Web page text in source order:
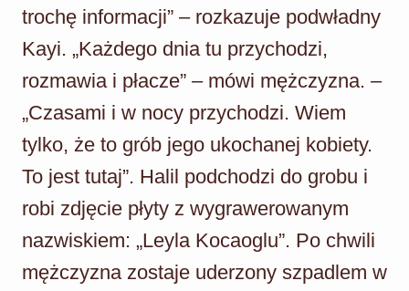
trochę informacji” – rozkazuje podwładny
Kayi. „Każdego dnia tu przychodzi,
rozmawia i płacze” – mówi mężczyzna. –
„Czasami i w nocy przychodzi. Wiem
tylko, że to grób jego ukochanej kobiety.
To jest tutaj”. Halil podchodzi do grobu i
robi zdjęcie płyty z wygrawerowanym
nazwiskiem: „Leyla Kocaoglu”. Po chwili
mężczyzna zostaje uderzony szpadlem w